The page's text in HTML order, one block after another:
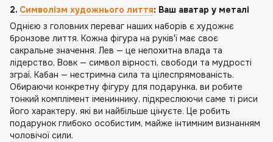
2. Символізм художнього лиття: Ваш аватар у металі
Однією з головних переваг наших наборів є художнє
бронзове лиття. Кожна фігура на руків'ї має своє
сакральне значення. Лев — це непохитна влада та
лідерство, Вовк — символ вірності, свободи та мудрості
зграї, Кабан — нестримна сила та цілеспрямованість.
Обираючи конкретну фігуру для подарунка, ви робите
тонкий комплімент імениннику, підкреслюючи саме ті риси
його характеру, які ви найбільше цінуєте. Це робить
подарунок глибоко особистим, майже інтимним визнанням
чоловічої сили.